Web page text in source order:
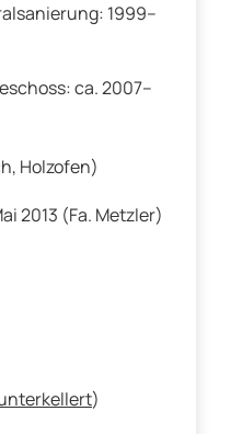
1999–
ca. 2007–
Holzofen)
2013 (Fa. Metzler)
)